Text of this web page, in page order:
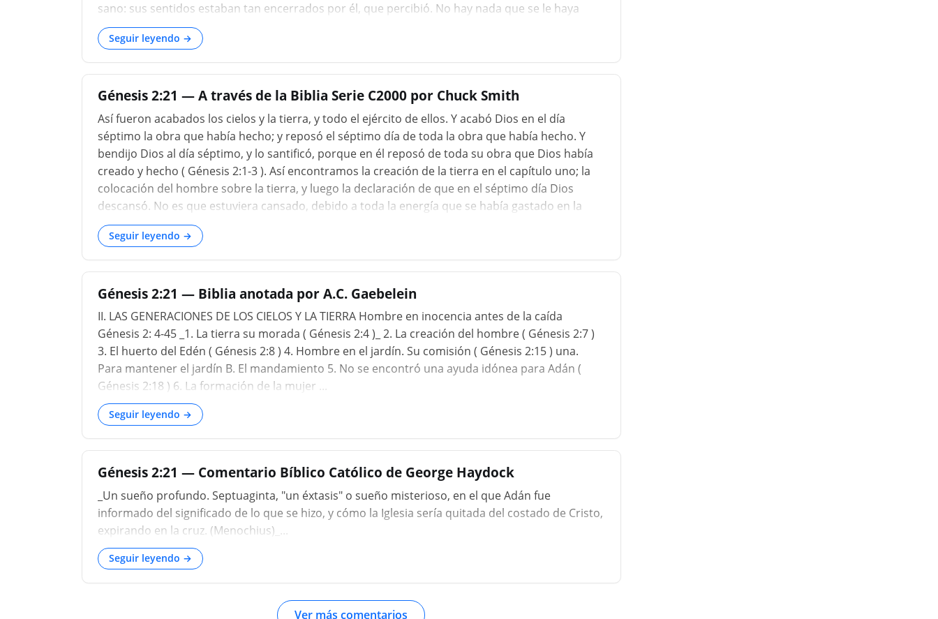
sano: sus sentidos estaban tan encerrados por él, que percibió. No hay nada que se le haya
hecho; y parece haber sido a propósito, para que no sienta ningún dolor, mientras que la
operación se hizo sobre él, así como para que parezca que no tenía ninguna mano en la
formación de la mujer; y que podría estar más sorprendido a la vista de ella, solo despertando
fuera del sueño, para ver tan encantador un objeto, tanto como él mismo, y se hizo de sí
mismo...
Seguir leyendo →
Génesis 2:21 — A través de la Biblia Serie C2000 por Chuck Smith
Así fueron acabados los cielos y la tierra, y todo el ejército de ellos. Y acabó Dios en el día
séptimo la obra que había hecho; y reposó el séptimo día de toda la obra que había hecho. Y
bendijo Dios al día séptimo, y lo santificó, porque en él reposó de toda su obra que Dios había
creado y hecho ( Génesis 2:1-3 ). Así encontramos la creación de la tierra en el capítulo uno; la
colocación del hombre sobre la tierra, y luego la declaración de que en el séptimo día Dios
descansó. No es que estuviera cansado, debido a toda la energía que se había gastado en la
creación de la tierra porque Dios es omnipotente, eso significa que Él no puede cansarse, pero
Él había terminado Su obra, así que simplemente descansó de Su trabajar. En otras palabras, no
hay nada más que crear. Todo ha sido creado. Si Dios realmente se tomara el día libre y
simplemente se relajara y no hiciera nada, l
Seguir leyendo →
Génesis 2:21 — Biblia anotada por A.C. Gaebelein
II. LAS GENERACIONES DE LOS CIELOS Y LA TIERRA Hombre en inocencia antes de la caída
Génesis 2: 4-45 _1. La tierra su morada ( Génesis 2:4 )_ 2. La creación del hombre ( Génesis 2:7 )
3. El huerto del Edén ( Génesis 2:8 ) 4. Hombre en el jardín. Su comisión ( Génesis 2:15 ) una.
Para mantener el jardín B. El mandamiento 5. No se encontró una ayuda idónea para Adán (
Génesis 2:18 ) 6. La formación de la mujer ...
Seguir leyendo →
Génesis 2:21 — Comentario Bíblico Católico de George Haydock
_Un sueño profundo. Septuaginta, "un éxtasis" o sueño misterioso, en el que Adán fue
informado del significado de lo que se hizo, y cómo la Iglesia sería quitada del costado de Cristo,
expirando en la cruz. (Menochius)_...
Seguir leyendo →
Ver más comentarios